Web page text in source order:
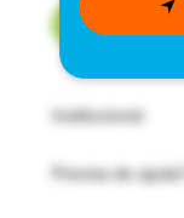
Institucional
Precisa de ajuda?